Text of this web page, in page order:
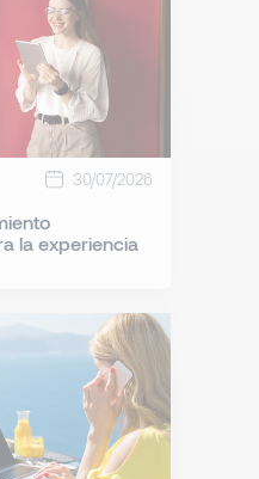
30/07/2026
la experiencia